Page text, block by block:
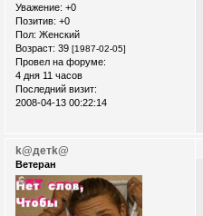
Уважение: +0
Позитив: +0
Пол: Женский
Возраст: 39 [1987-02-05]
Провел на форуме:
4 дня 11 часов
Последний визит:
2008-04-13 00:22:14
k@детk@
Ветеран